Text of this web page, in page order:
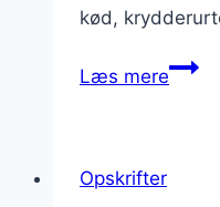
kød,
Læs mere
Opskrifter